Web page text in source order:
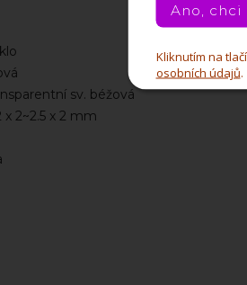
sv. béžová
2~2.5 x 2 mm
Ano,
Kliknutím na
osobních údajů.